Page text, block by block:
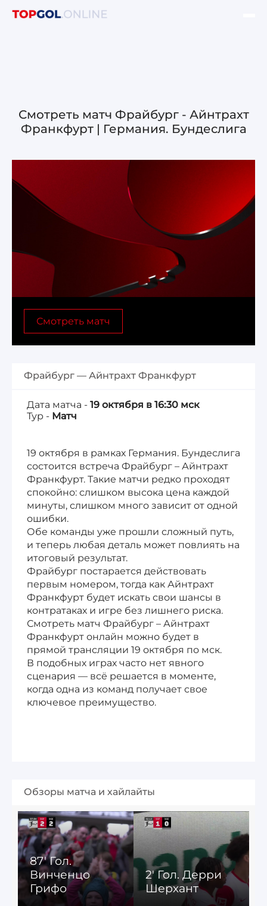
ОБЗОРЫ ЛЧ УЕФА
ОБЗОРЫ ЛЕ УЕФА
Лига чемпионов УЕФА
Лига Европы УЕФА
Лига конференций УЕФА
Лига 1, Чемпионат Франции
Бундеслига, Чемпионат Германии
Чемпионат Саудовской Аравии 25/26
Смотреть матч Фрайбург - Айнтрахт
Франкфурт | Германия. Бундеслига
Смотреть матч
Фрайбург — Айнтрахт Франкфурт
Дата матча - 19 октября в 16:30 мск
Тур - Матч
19 октября в рамках Германия. Бундеслига
состоится встреча Фрайбург – Айнтрахт
Франкфурт. Такие матчи редко проходят
спокойно: слишком высока цена каждой
минуты, слишком много зависит от одной
ошибки.
Обе команды уже прошли сложный путь,
и теперь любая деталь может повлиять на
итоговый результат.
Фрайбург постарается действовать
первым номером, тогда как Айнтрахт
Франкфурт будет искать свои шансы в
контратаках и игре без лишнего риска.
Смотреть матч Фрайбург – Айнтрахт
Франкфурт онлайн можно будет в
прямой трансляции 19 октября по мск.
В подобных играх часто нет явного
сценария — всё решается в моменте,
когда одна из команд получает свое
ключевое преимущество.
Обзоры матча и хайлайты
87' Гол.
Винченцо
Грифо
2' Гол. Дерри
Шерхант